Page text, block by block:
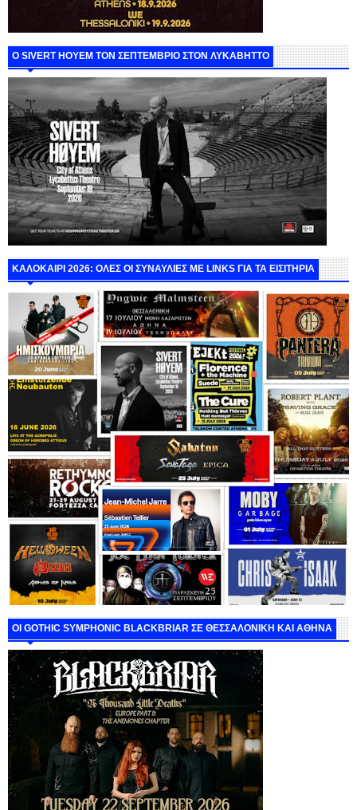
Ο SIVERT HOYEM ΤΟΝ ΣΕΠΤΕΜΒΡΙΟ ΣΤΟΝ ΛΥΚΑΒΗΤΤΟ
ΚΑΛΟΚΑΙΡΙ 2026: ΟΛΕΣ ΟΙ ΣΥΝΑΥΛΙΕΣ ΜΕ LINKS ΓΙΑ ΤΑ ΕΙΣΙΤΗΡΙΑ
ΟΙ GOTHIC SYMPHONIC BLACKBRIAR ΣΕ ΘΕΣΣΑΛΟΝΙΚΗ ΚΑΙ ΑΘΗΝΑ